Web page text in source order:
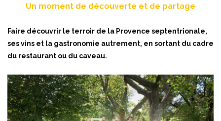
Un moment de découverte et de partage
Faire découvrir le terroir de la Provence septentrionale,
ses vins et la gastronomie autrement, en sortant du cadre
du restaurant ou du caveau.